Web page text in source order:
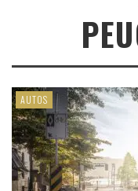
AUTOS